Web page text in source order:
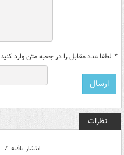
* لطفا عدد مقابل را در جعبه متن وارد کنید
نظرات
انتشار یافته: 7